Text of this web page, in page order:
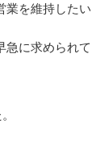
業を維持したい
に求められて